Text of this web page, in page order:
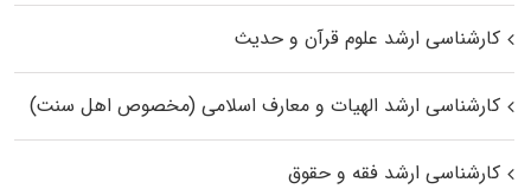
کارشناسی ارشد علوم قرآن و حدیث
کارشناسی ارشد الهیات و معارف اسلامی (مخصوص اهل سنت)
کارشناسی ارشد فقه و حقوق